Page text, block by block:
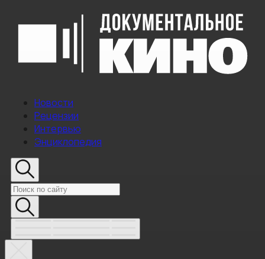
Новости
Рецензии
Интервью
Энциклопедия